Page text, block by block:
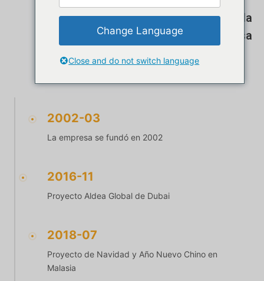
Inicio»Quiénes somos»Historia de la
empresa
2002-03
La empresa se fundó en 2002
2016-11
Proyecto Aldea Global de Dubai
2018-07
Proyecto de Navidad y Año Nuevo Chino en
Malasia
Change Language
Close and do not switch language